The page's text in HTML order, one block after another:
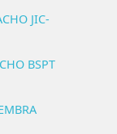
JIC-
BSPT